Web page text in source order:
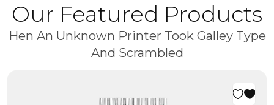
Our Featured Products
Hen An Unknown Printer Took Galley Type
And Scrambled